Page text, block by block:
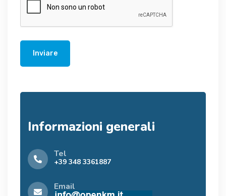
Inviare
Informazioni generali
Tel
+39 348 3361887
Email